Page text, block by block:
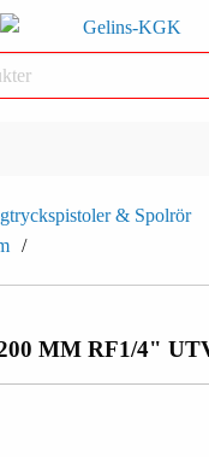
& Spolrör
MM RF1/4"